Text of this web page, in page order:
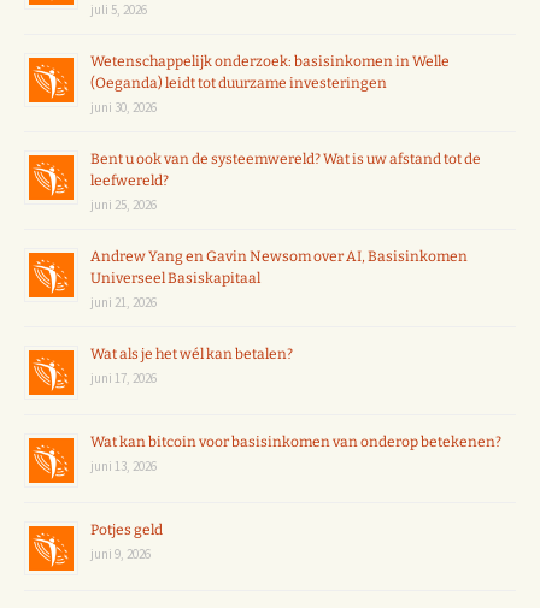
juli 5, 2026
Wetenschappelijk onderzoek: basisinkomen in Welle
(Oeganda) leidt tot duurzame investeringen
juni 30, 2026
Bent u ook van de systeemwereld? Wat is uw afstand tot de
leefwereld?
juni 25, 2026
Andrew Yang en Gavin Newsom over AI, Basisinkomen
Universeel Basiskapitaal
juni 21, 2026
Wat als je het wél kan betalen?
juni 17, 2026
Wat kan bitcoin voor basisinkomen van onderop betekenen?
juni 13, 2026
Potjes geld
juni 9, 2026